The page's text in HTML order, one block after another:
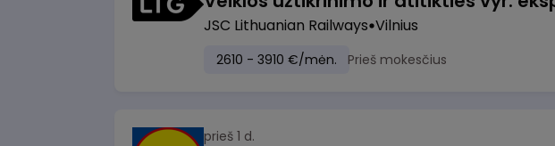
JSC Lithuanian Railways Vilnius
2610 - 3910 €/mėn. Prieš mokesčius
prieš 1 d.